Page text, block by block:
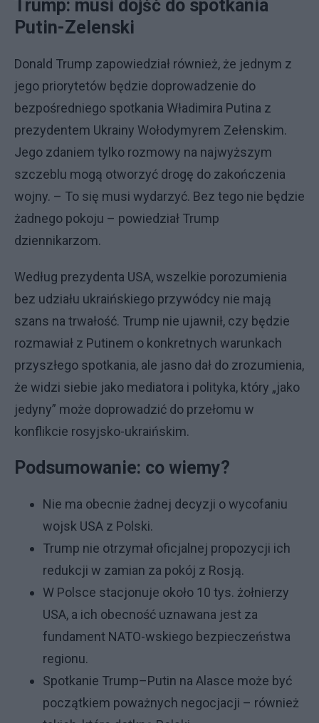
Trump: musi dojść do spotkania
Putin-Zelenski
Donald Trump zapowiedział również, że jednym z
jego priorytetów będzie doprowadzenie do
bezpośredniego spotkania Władimira Putina z
prezydentem Ukrainy Wołodymyrem Zełenskim.
Jego zdaniem tylko rozmowy na najwyższym
szczeblu mogą otworzyć drogę do zakończenia
wojny. – To się musi wydarzyć. Bez tego nie będzie
żadnego pokoju – powiedział Trump
dziennikarzom.
Według prezydenta USA, wszelkie porozumienia
bez udziału ukraińskiego przywódcy nie mają
szans na trwałość. Trump nie ujawnił, czy będzie
rozmawiał z Putinem o konkretnych warunkach
przyszłego spotkania, ale jasno dał do zrozumienia,
że widzi siebie jako mediatora i polityka, który „jako
jedyny” może doprowadzić do przełomu w
konflikcie rosyjsko-ukraińskim.
Podsumowanie: co wiemy?
Nie ma obecnie żadnej decyzji o wycofaniu
wojsk USA z Polski.
Trump nie otrzymał oficjalnej propozycji ich
redukcji w zamian za pokój z Rosją.
W Polsce stacjonuje około 10 tys. żołnierzy
USA, a ich obecność uznawana jest za
fundament NATO-wskiego bezpieczeństwa
regionu.
Spotkanie Trump–Putin na Alasce może być
początkiem poważnych negocjacji – również